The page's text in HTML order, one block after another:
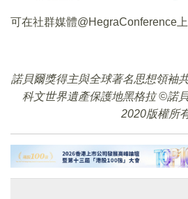
可在社群媒體@HegraConference
諾貝爾獎得主與全球著名思想領袖
科文世界遺產保護地黑格拉 ©諾
2020版權所